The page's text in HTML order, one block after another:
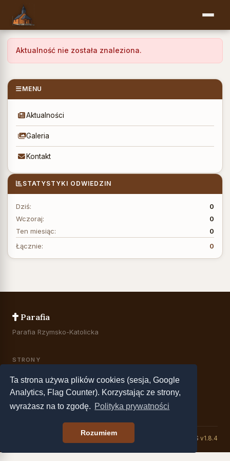
Ta strona używa plików cookies (sesja, Google
Analytics, Flag Counter). Korzystając ze strony,
wyrażasz na to zgodę. Polityka prywatności
Rozumiem
Aktualność nie została znaleziona.
MENU
Aktualności
Galeria
Kontakt
STATYSTYKI ODWIEDZIN
Dziś:
0
Wczoraj:
0
Ten miesiąc:
0
Łącznie:
0
Parafia
Parafia Rzymsko-Katolicka
STRONY
Kanał RSS
WitkaCMS v1.8.4